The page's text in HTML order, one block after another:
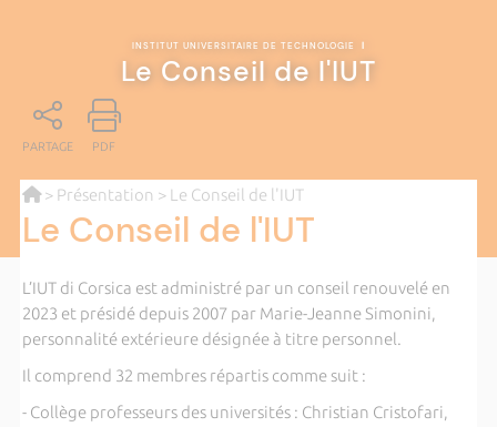
INSTITUT UNIVERSITAIRE DE TECHNOLOGIE |
Le Conseil de l'IUT
PARTAGE PDF
> Présentation > Le Conseil de l'IUT
Le Conseil de l'IUT
L’IUT di Corsica est administré par un conseil renouvelé en
2023 et présidé depuis 2007 par Marie-Jeanne Simonini,
personnalité extérieure désignée à titre personnel.
Il comprend 32 membres répartis comme suit :
- Collège professeurs des universités : Christian Cristofari,